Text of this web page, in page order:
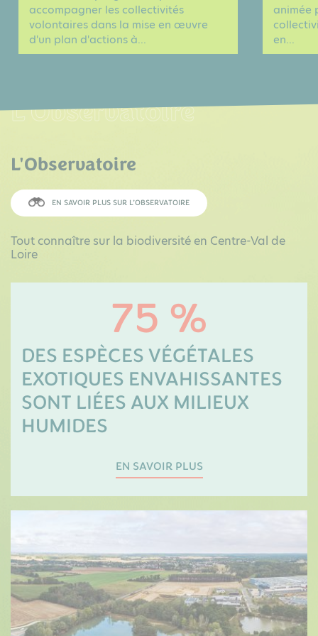
accompagner les collectivités
volontaires dans la mise en œuvre
d'un plan d'actions à...
animée
en...
L'Observatoire
L'Observatoire
EN SAVOIR PLUS SUR L’OBSERVATOIRE
Tout connaître sur la biodiversité en Centre-Val de
Loire
75 %
DES ESPÈCES VÉGÉTALES
EXOTIQUES ENVAHISSANTES
SONT LIÉES AUX MILIEUX
HUMIDES
EN SAVOIR PLUS